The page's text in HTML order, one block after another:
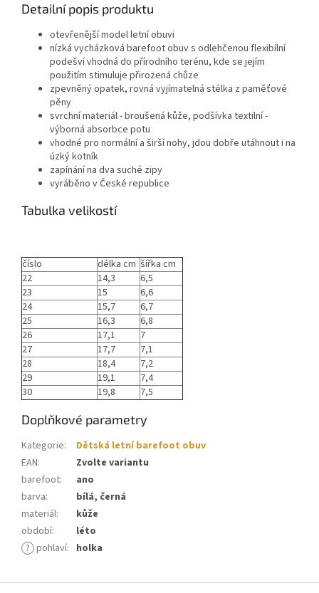
Detailní popis produktu
otevřenější model letní obuvi
nízká vycházková barefoot obuv s odlehčenou flexibílní
podešví vhodná do přírodního terénu, kde se jejím
použitím stimuluje přirozená chůze
zpevněný opatek, rovná vyjímatelná stélka z paměťové
pěny
svrchní materiál - broušená kůže, podšívka textilní -
výborná absorbce potu
vhodné pro normální a širší nohy, jdou dobře utáhnout i na
úzký kotník
zapínání na dva suché zipy
vyráběno v České republice
Tabulka velikostí
číslo délka cm šířka cm
22
14,3
6,5
23
15
6,6
24
15,7
6,7
25
16,3
6,8
26
17,1
7
27
17,7
7,1
28
18,4
7,2
29
19,1
7,4
30
19,8 7,5
Doplňkové parametry
Kategorie:
Dětská letní barefoot obuv
EAN:
Zvolte variantu
barefoot:
ano
barva:
bílá, černá
materiál:
kůže
období:
léto
? pohlaví: holka